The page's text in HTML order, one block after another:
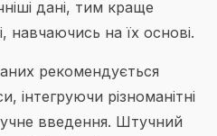
дані, тим краще
на їх основі.
рекомендується
інтегруючи різноманітні
введення. Штучний